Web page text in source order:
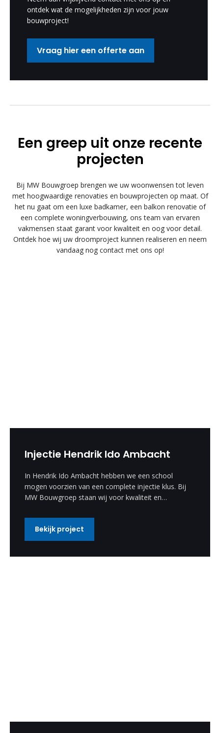
ontdek wat de mogelijkheden zijn voor jouw
bouwproject!
Vraag hier een offerte aan
Een greep uit onze recente
projecten
Bij MW Bouwgroep brengen we uw woonwensen tot leven
met hoogwaardige renovaties en bouwprojecten op maat. Of
het nu gaat om een luxe badkamer, een balkon renovatie of
een complete woningverbouwing, ons team van ervaren
vakmensen staat garant voor kwaliteit en oog voor detail.
Ontdek hoe wij uw droomproject kunnen realiseren en neem
vandaag nog contact met ons op!
Injectie Hendrik Ido Ambacht
In Hendrik Ido Ambacht hebben we een school
mogen voorzien van een complete injectie klus. Bij
MW Bouwgroep staan wij voor kwaliteit en
Bekijk project